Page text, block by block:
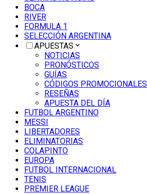
BOCA
RIVER
FORMULA 1
SELECCIÓN ARGENTINA
APUESTAS
NOTICIAS
PRONÓSTICOS
GUÍAS
CÓDIGOS PROMOCIONALES
RESEÑAS
APUESTA DEL DÍA
FUTBOL ARGENTINO
MESSI
LIBERTADORES
ELIMINATORIAS
COLAPINTO
EUROPA
FUTBOL INTERNACIONAL
TENIS
PREMIER LEAGUE